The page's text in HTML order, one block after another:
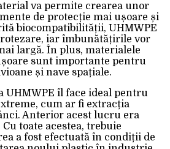
va permite crearea unor
de protecție mai ușoare și
biocompatibilității, UHMWPE
iar îmbunătățirile vor
largă. În plus, materialele
sunt importante pentru
și nave spațiale.
UHMWPE îl face ideal pentru
cum ar fi extracția
Anterior acest lucru era
toate acestea, trebuie
a fost efectuată în condiții de